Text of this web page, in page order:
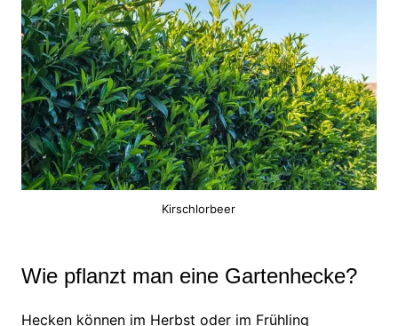
Kirschlorbeer
Wie pflanzt man eine Gartenhecke?
Hecken können im Herbst oder im Frühling